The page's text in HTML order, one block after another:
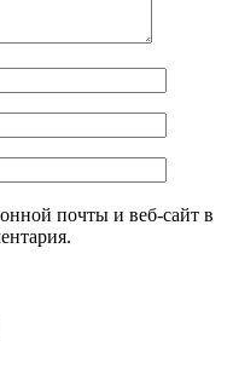
почты и веб-сайт в